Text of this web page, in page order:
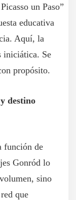
un Paso”
educativa
Aquí, la
iniciática. Se
propósito.
destino
función de
Gonród lo
sino
que